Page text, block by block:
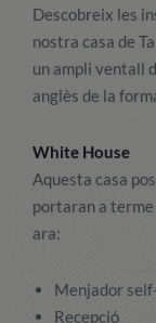
Descobreix les
nostra casa de
un ampli ventall
anglès de la
White House
Aquesta casa
portaran a
ara:
Menjador
Recepció